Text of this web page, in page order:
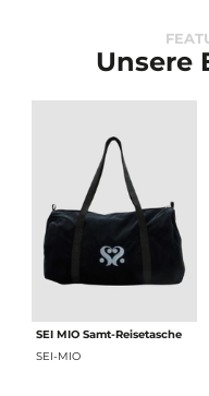
Unsere
SEI MIO Samt-Reisetasche
SEI-MIO